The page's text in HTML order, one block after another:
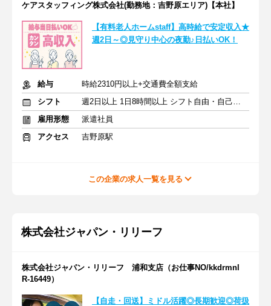
ケアスタッフィング株式会社(勤務地：吉野原エリア)【本社】
【有料老人ホームstaff】高時給で安定収入★
週2日～◎見守り中心の夜勤♪日払いOK！
給与
時給2310円以上+交通費全額支給
シフト
週2日以上 1日8時間以上 シフト自由・自己申告
雇用形態
派遣社員
アクセス
吉野原駅
この企業の求人一覧を見る
株式会社ジャパン・リリーフ
株式会社ジャパン・リリーフ 浦和支店（お仕事NO/kkdrmnl
R-16449）
【自走・回送】ミドル活躍◎長期歓迎◎荷扱